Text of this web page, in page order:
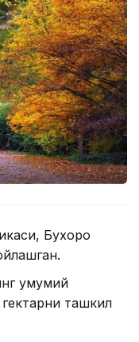
Бухоро
умумий
ташкил